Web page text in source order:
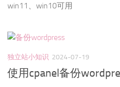
win11、win10可用
独立站小知识 2024-07-19
使用cpanel备份